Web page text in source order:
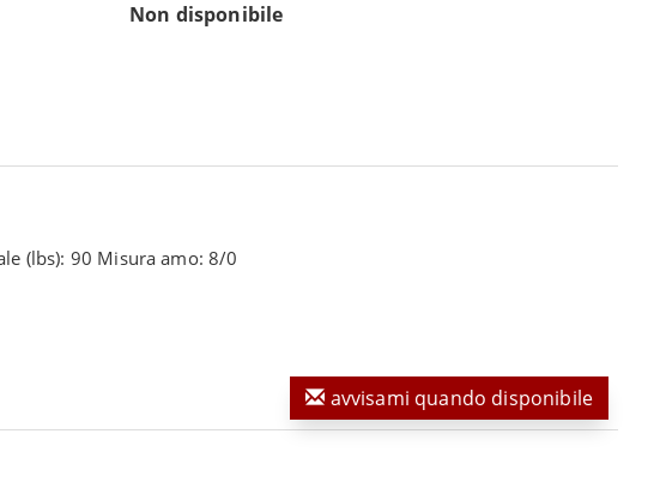
Non disponibile
(lbs): 90 Misura amo: 8/0
avvisami quando disponibile